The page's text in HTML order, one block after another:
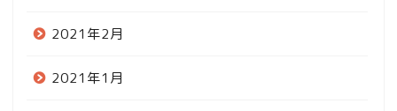
2021年2月
2021年1月